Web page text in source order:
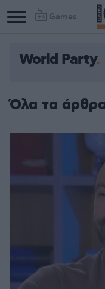
Games
Column
Column
World Party
Όλα τα